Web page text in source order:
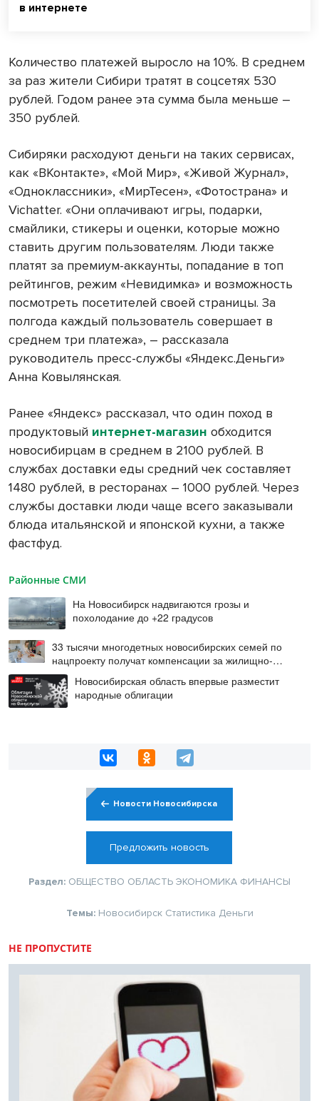
в интернете
Количество платежей выросло на 10%. В среднем
за раз жители Сибири тратят в соцсетях 530
рублей. Годом ранее эта сумма была меньше –
350 рублей.
Сибиряки расходуют деньги на таких сервисах,
как «ВКонтакте», «Мой Мир», «Живой Журнал»,
«Одноклассники», «МирТесен», «Фотострана» и
Vichatter. «Они оплачивают игры, подарки,
смайлики, стикеры и оценки, которые можно
ставить другим пользователям. Люди также
платят за премиум-аккаунты, попадание в топ
рейтингов, режим «Невидимка» и возможность
посмотреть посетителей своей страницы. За
полгода каждый пользователь совершает в
среднем три платежа», – рассказала
руководитель пресс-службы «Яндекс.Деньги»
Анна Ковылянская.
Ранее «Яндекс» рассказал, что один поход в
продуктовый интернет-магазин обходится
новосибирцам в среднем в 2100 рублей. В
службах доставки еды средний чек составляет
1480 рублей, в ресторанах – 1000 рублей. Через
службы доставки люди чаще всего заказывали
блюда итальянской и японской кухни, а также
фастфуд.
Районные СМИ
На Новосибирск надвигаются грозы и
похолодание до +22 градусов
33 тысячи многодетных новосибирских семей по
нацпроекту получат компенсации за жилищно-
коммунальные услуги
Новосибирская область впервые разместит
народные облигации
Новости Новосибирска
Предложить новость
Раздел: ОБЩЕСТВО ОБЛАСТЬ ЭКОНОМИКА ФИНАНСЫ
Темы: Новосибирск Статистика Деньги
НЕ ПРОПУСТИТЕ